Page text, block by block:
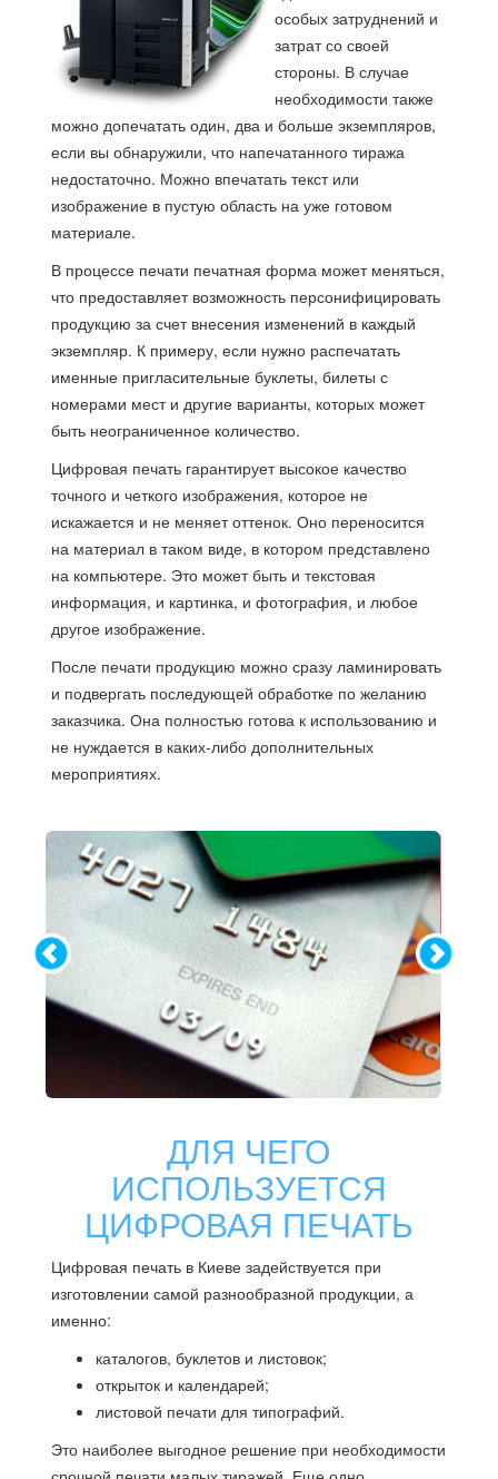
особых затруднений и
затрат со своей
стороны. В случае
необходимости также
можно допечатать один, два и больше экземпляров,
если вы обнаружили, что напечатанного тиража
недостаточно. Можно впечатать текст или
изображение в пустую область на уже готовом
материале.
В процессе печати печатная форма может меняться,
что предоставляет возможность персонифицировать
продукцию за счет внесения изменений в каждый
экземпляр. К примеру, если нужно распечатать
именные пригласительные буклеты, билеты с
номерами мест и другие варианты, которых может
быть неограниченное количество.
Цифровая печать гарантирует высокое качество
точного и четкого изображения, которое не
искажается и не меняет оттенок. Оно переносится
на материал в таком виде, в котором представлено
на компьютере. Это может быть и текстовая
информация, и картинка, и фотография, и любое
другое изображение.
После печати продукцию можно сразу ламинировать
и подвергать последующей обработке по желанию
заказчика. Она полностью готова к использованию и
не нуждается в каких-либо дополнительных
мероприятиях.
ДЛЯ ЧЕГО
ИСПОЛЬЗУЕТСЯ
ЦИФРОВАЯ ПЕЧАТЬ
Цифровая печать в Киеве задействуется при
изготовлении самой разнообразной продукции, а
именно:
каталогов, буклетов и листовок;
открыток и календарей;
листовой печати для типографий.
Это наиболее выгодное решение при необходимости